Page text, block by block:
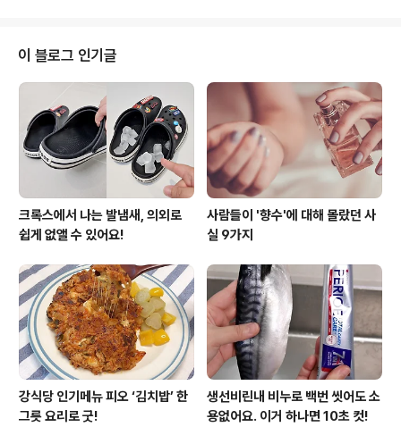
가 낮고 위에 머물러있는 시간이 길어서 포만감을 주는 식
품이랍니다. 다이어트에 아주 굿이죠~ 2. 암세포를 억제하
는데 가장 뛰어난 채소고구마는 항암 효과에 탁월하다고
합니다. 껍질에 함유되어 있는 카페산, 안토시아닌, 클로로
젠산이라는 물질들 때문인데요. 이 성분들을 항산화물질이
라고 하는데, 암세포를 잡아주는 효능이 있습니다...
이 블로그 인기글
크록스에서 나는 발냄새, 의외로
쉽게 없앨 수 있어요!
사람들이 '향수'에 대해 몰랐던 사
실 9가지
강식당 인기메뉴 피오 ‘김치밥’ 한
그릇 요리로 굿!
생선비린내 비누로 백번 씻어도 소
용없어요. 이거 하나면 10초 컷!